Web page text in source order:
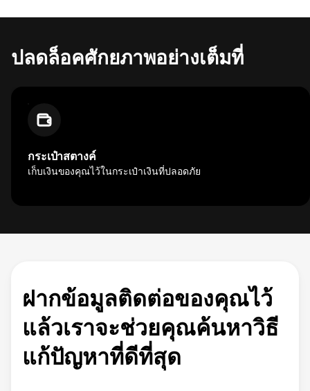
ปลดล็อคศักยภาพอย่างเต็มที่
กระเป๋าสตางค์
เก็บเงินของคุณไว้ในกระเป๋าเงินที่ปลอดภัย
ฝากข้อมูลติดต่อของคุณไว้
แล้วเราจะช่วยคุณค้นหาวิธี
แก้ปัญหาที่ดีที่สุด